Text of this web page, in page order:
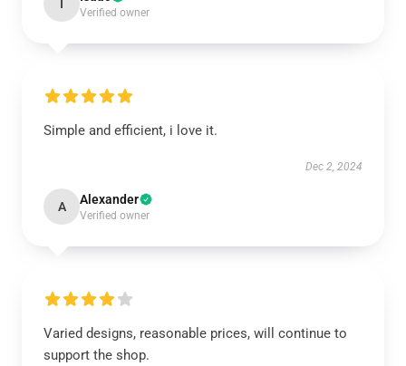
Verified owner
Simple and efficient, i love it.
Dec 2, 2024
A Alexander
Verified owner
Varied designs, reasonable prices, will continue to
support the shop.